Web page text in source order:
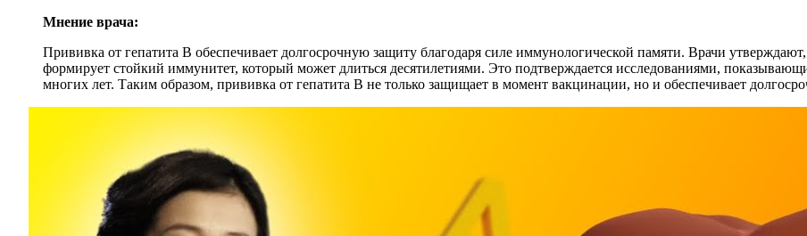
Мнение врача:
Прививка от гепатита B обеспечивает долгосрочную защиту благодаря силе иммунологической памяти. Врачи
формирует стойкий иммунитет, который может длиться десятилетиями. Это подтверждается исследованиями,
многих лет. Таким образом, прививка от гепатита B не только защищает в момент вакцинации, но и обеспечивает